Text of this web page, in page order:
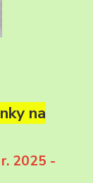
na
2025 -